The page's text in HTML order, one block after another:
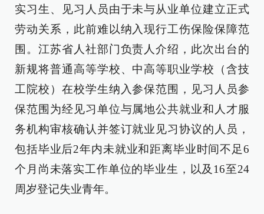
实习生、见习人员由于未与从业单位建立正式
劳动关系，此前难以纳入现行工伤保险保障范
围。江苏省人社部门负责人介绍，此次出台的
新规将普通高等学校、中高等职业学校（含技
工院校）在校学生纳入参保范围，见习人员参
保范围为经见习单位与属地公共就业和人才服
务机构审核确认并签订就业见习协议的人员，
包括毕业后2年内未就业和距离毕业时间不足6
个月尚未落实工作单位的毕业生，以及16至24
周岁登记失业青年。